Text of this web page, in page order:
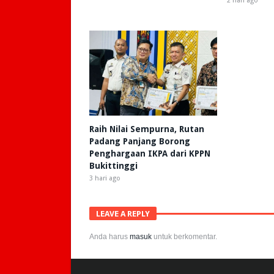
Raih Nilai Sempurna, Rutan
Padang Panjang Borong
Penghargaan IKPA dari KPPN
Bukittinggi
3 hari ago
LEAVE A REPLY
Anda harus masuk untuk berkomentar.